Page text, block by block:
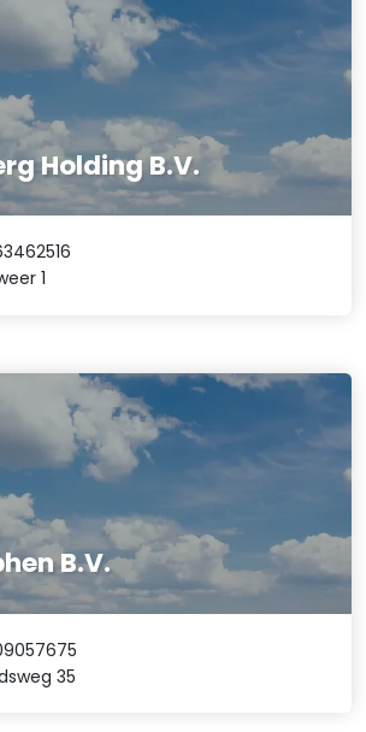
Holding B.V.
1
B.V.
35